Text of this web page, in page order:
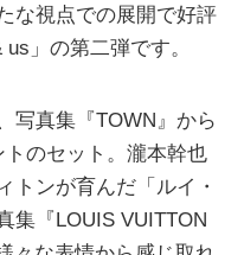
な視点での展開で好評
」の第二弾です。
写真集『TOWN』から
のセット。瀧本幹也
トンが育んだ「ルイ・
集『LOUIS VUITTON